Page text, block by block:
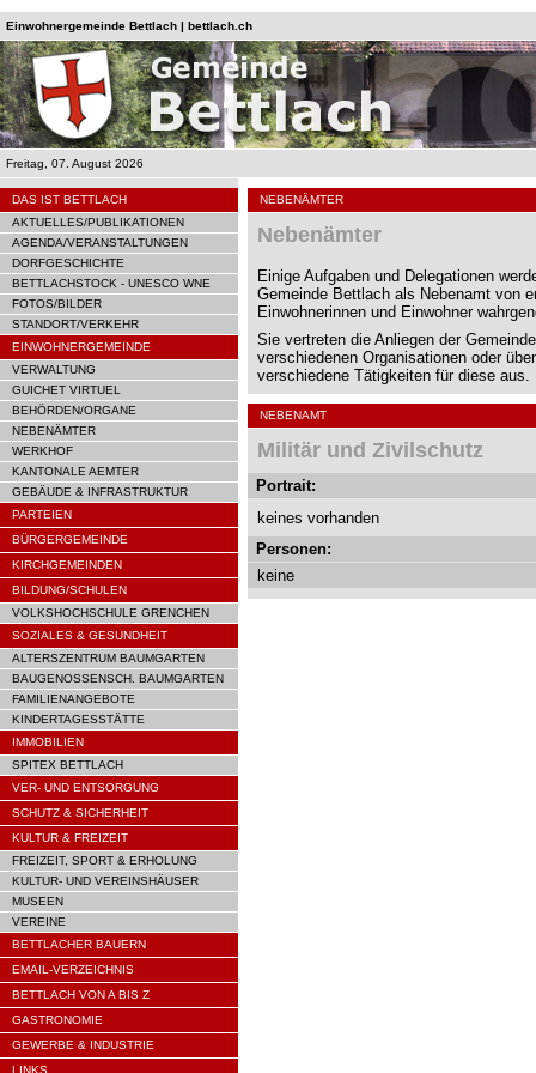
Einwohnergemeinde Bettlach | bettlach.ch
Freitag, 07. August 2026
DAS IST BETTLACH
AKTUELLES/PUBLIKATIONEN
AGENDA/VERANSTALTUNGEN
DORFGESCHICHTE
BETTLACHSTOCK - UNESCO WNE
FOTOS/BILDER
STANDORT/VERKEHR
EINWOHNERGEMEINDE
VERWALTUNG
GUICHET VIRTUEL
BEHÖRDEN/ORGANE
NEBENÄMTER
WERKHOF
KANTONALE AEMTER
GEBÄUDE & INFRASTRUKTUR
PARTEIEN
BÜRGERGEMEINDE
KIRCHGEMEINDEN
BILDUNG/SCHULEN
VOLKSHOCHSCHULE GRENCHEN
SOZIALES & GESUNDHEIT
ALTERSZENTRUM BAUMGARTEN
BAUGENOSSENSCH. BAUMGARTEN
FAMILIENANGEBOTE
KINDERTAGESSTÄTTE
IMMOBILIEN
SPITEX BETTLACH
VER- UND ENTSORGUNG
SCHUTZ & SICHERHEIT
KULTUR & FREIZEIT
FREIZEIT, SPORT & ERHOLUNG
KULTUR- UND VEREINSHÄUSER
MUSEEN
VEREINE
BETTLACHER BAUERN
EMAIL-VERZEICHNIS
BETTLACH VON A BIS Z
GASTRONOMIE
GEWERBE & INDUSTRIE
LINKS
NEBENÄMTER
Nebenämter
Einige Aufgaben und Delegationen
Gemeinde Bettlach als Nebenamt von
Einwohnerinnen und Einwohner
Sie vertreten die Anliegen der
verschiedenen Organisationen oder
verschiedene Tätigkeiten für diese aus.
NEBENAMT
Militär und Zivilschutz
Portrait:
keines vorhanden
Personen:
keine